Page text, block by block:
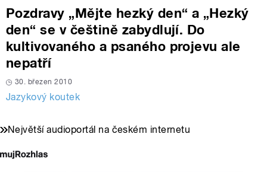
Pozdravy „Mějte hezký den“ a „Hezký
den“ se v češtině zabydlují. Do
kultivovaného a psaného projevu ale
nepatří
30. březen 2010
Jazykový koutek
Největší audioportál na českém internetu